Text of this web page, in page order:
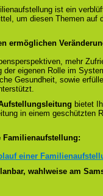
ist ein
um diesen Themen auf
ermöglichen
mehr
der eigenen Rolle im
Gesundheit, sowie
bietet
in einem geschützten
Familienaufstellung:
einer
wahlweise am